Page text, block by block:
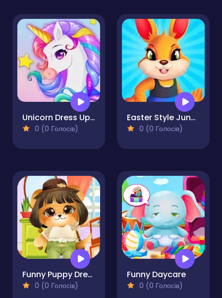
Unicorn Dress Up: Makeup Games
0 (0 Голосів)
Easter Style Junction Egg Hunt Extravaganza
0 (0 Голосів)
Funny Puppy Dressup
0 (0 Голосів)
Funny Daycare
0 (0 Голосів)